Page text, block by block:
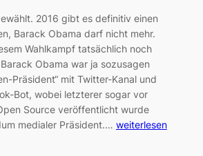
2016 gibt es definitiv einen
Barack Obama darf nicht mehr.
Wahlkampf tatsächlich noch
Obama war ja sozusagen
Präsident“ mit Twitter-Kanal und
Bot, wobei letzterer sogar vor
Source veröffentlicht wurde
medialer Präsident.… weiterlesen